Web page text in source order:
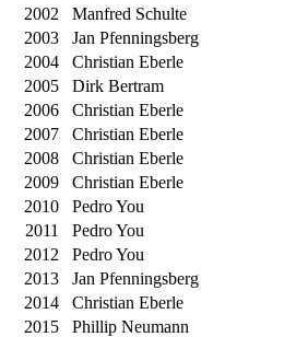
2002
Manfred Schulte
2003
Jan Pfenningsberg
2004
Christian Eberle
2005
Dirk Bertram
2006
Christian Eberle
2007
Christian Eberle
2008
Christian Eberle
2009
Christian Eberle
2010
Pedro You
2011
Pedro You
2012
Pedro You
2013
Jan Pfenningsberg
2014
Christian Eberle
2015
Phillip Neumann